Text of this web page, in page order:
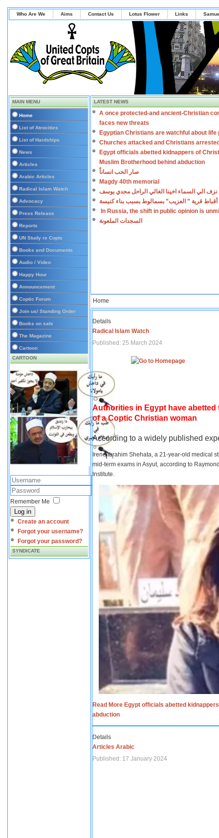
Who Are We Aims Contact Us Lotus Flower Links
MAIN MENU
Home
List of Atrocities
List of Hardships
News
Articles
Arabic Articles
Radical Islam Watch
Advocacy
Press Release
Reports
UN Study re Copts
Books and Documents
Audio / Video
Happy Hour
Announcement
Coptic Forum
Join us/ Standing Order
Books on sale
The Magazine
Cartoon
CARTOON
Remember Me
Log in
Create an account
Forgot your username?
Forgot your password?
SYNDICATE
LATEST NEWS
A once protected-and ancient-Christian
faces new threats
Egyptian Christians are watchful about life
Churches attacked and Christians
Egypt officials abetted kidnappers of
Muslim Brotherhood behind abduction
صار الحب انساناً
Magdy 40th memorial
نزف الي السماء اخينا الغالي الراحل مجدي يوسف
أقباط قرية ” العزيب” بسمالوط بسبب بناء كنيسة
In Russia, the shift in public opinion is
السجدات الملعونة
Home
Details
Radical Islam Watch
Published: 25 March 2024
Authorities in Egypt have
of a Coptic Christian woman
According to a widely published
Irene Ibrahim Shehata, a 21-year-old medical
mid-term exams in Asyut, according to
Institute.
Read More Egypt officials abetted
abduction
Details
Articles Arabic
Published: 17 January 2024